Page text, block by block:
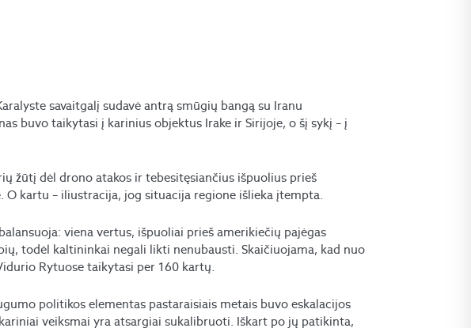
savaitgalį sudavė antrą smūgių bangą su Iranu
buvo taikytasi į karinius objektus Irake ir Sirijoje, o šį sykį – į
žūtį dėl drono atakos ir tebesitęsiančius išpuolius prieš
O kartu – iliustracija, jog situacija regione išlieka įtempta.
viena vertus, išpuoliai prieš amerikiečių pajėgas
todėl kaltininkai negali likti nenubausti. Skaičiuojama, kad nuo
Rytuose taikytasi per 160 kartų.
politikos elementas pastaraisiais metais buvo eskalacijos
veiksmai yra atsargiai sukalibruoti. Iškart po jų patikinta,